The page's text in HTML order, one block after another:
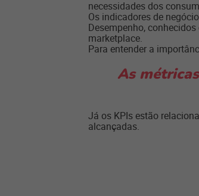
necessidades dos
Os indicadores de
Desempenho,
marketplace.
Para entender a
As
Já os KPIs estão
alcançadas.